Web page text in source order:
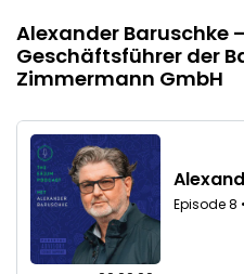
Alexander Baruschke
Geschäftsführer der
Zimmermann GmbH